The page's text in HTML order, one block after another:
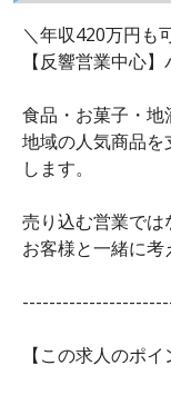
＼年収420万円も
【反響営業中心
食品・お菓子・地
地域の人気商品
します。
売り込む営業では
お客様と一緒に考
【この求人のポイ